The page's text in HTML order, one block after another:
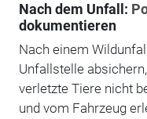
Nach dem Unfall:
dokumentieren
Nach einem
Unfallstelle
verletzte Tiere nicht
und vom Fahrzeug